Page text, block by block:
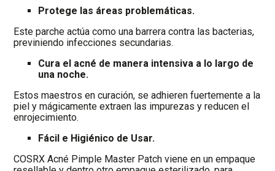
Protege las áreas problemáticas.
Este parche actúa como una barrera contra las bacterias,
previniendo infecciones secundarias.
Cura el acné de manera intensiva a lo largo de
una noche.
Estos maestros en curación, se adhieren fuertemente a la
piel y mágicamente extraen las impurezas y reducen el
enrojecimiento.
Fácil e Higiénico de Usar.
COSRX Acné Pimple Master Patch viene en un empaque